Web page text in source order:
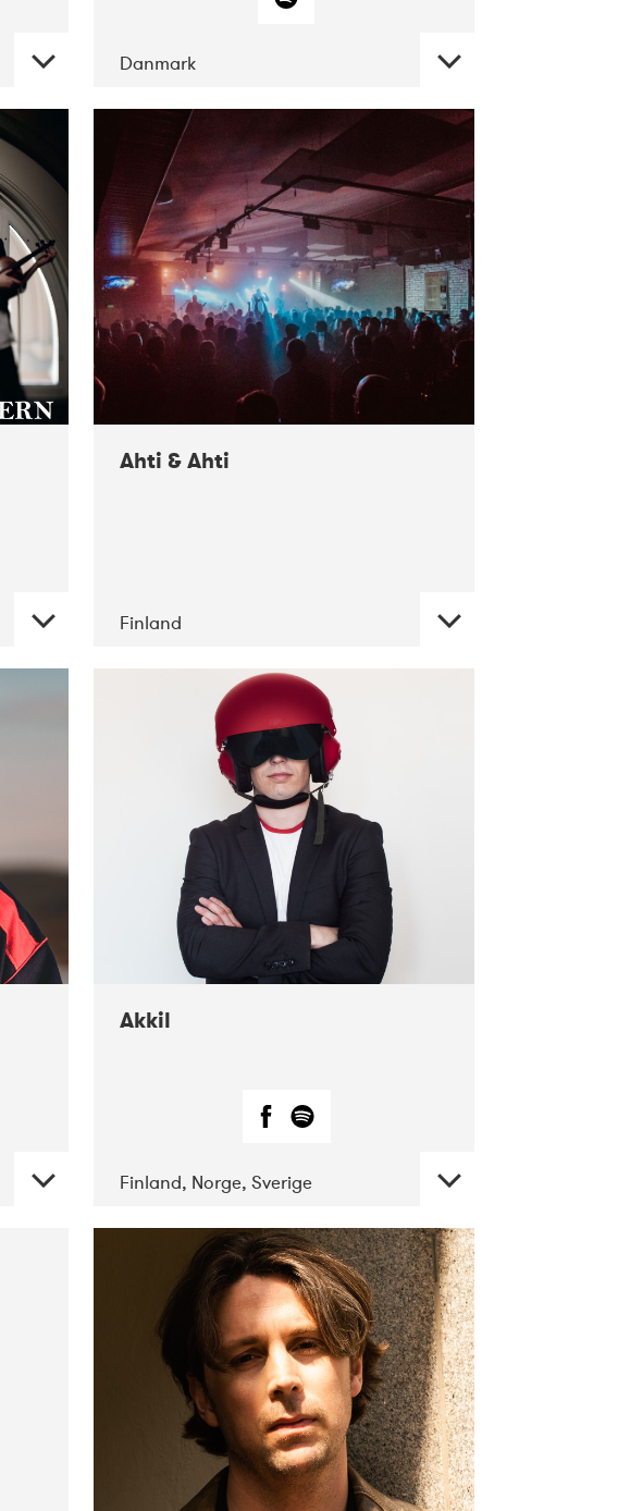
Danmark
DATE
CONCERTS
10-2017 ALICE
Ahti & Ahti
Finland
DATE
CONCERTS
11-2017 ALICE
Akkil
Finland, Norge, Sverige
DATE
CONCERTS
07-2018 Márkomeannu